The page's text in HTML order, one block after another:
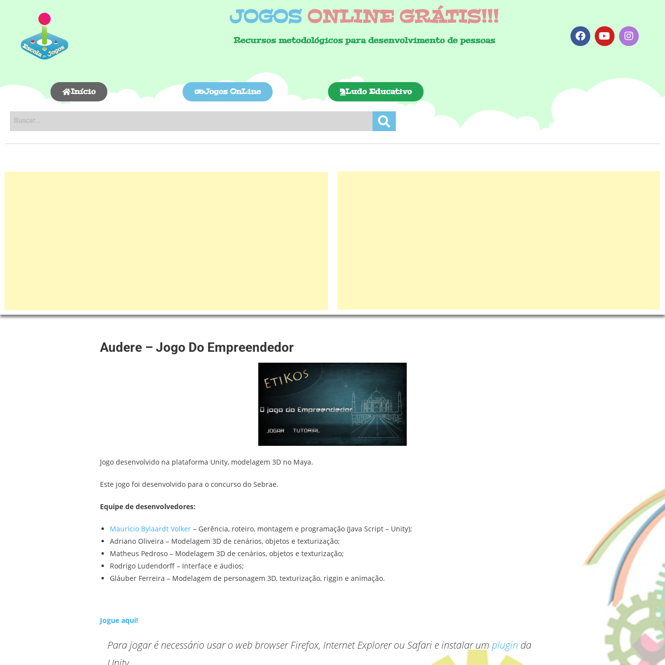
JOGOS ONLINE GRÁTIS!!!
Recursos metodológicos para desenvolvimento de pessoas
Início Jogos OnLine Ludo Educativo
Audere – Jogo Do Empreendedor
Jogo desenvolvido na plataforma Unity, modelagem 3D no Maya.
Este jogo foi desenvolvido para o concurso do Sebrae.
Equipe de desenvolvedores:
Maurício Bylaardt Volker– Gerência, roteiro, montagem e programação (Java Script – Unity);
Adriano Oliveira – Modelagem 3D de cenários, objetos e texturização;
Matheus Pedroso – Modelagem 3D de cenários, objetos e texturização;
Rodrigo Ludendorff – Interface e áudios;
Gláuber Ferreira – Modelagem de personagem 3D, texturização, riggin e animação.
Jogue aqui!
Para jogar é necessário usar o web browser Firefox, Internet Explorer ou Safari e instalar um plugin da